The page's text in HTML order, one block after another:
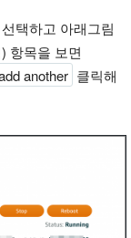
택하고 아래그림
항목을 보면
another 클릭해